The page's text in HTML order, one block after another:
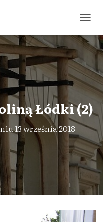
R
Z
Ą
C
Z
A
W
I
G
C
J
Łódki (2)
13 września 2018